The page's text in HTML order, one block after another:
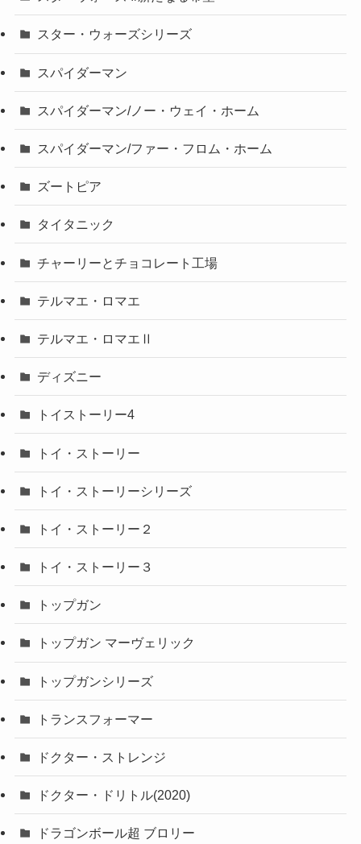
スター・ウォーズシリーズ
スパイダーマン
スパイダーマン/ノー・ウェイ・ホーム
スパイダーマン/ファー・フロム・ホーム
ズートピア
タイタニック
チャーリーとチョコレート工場
テルマエ・ロマエ
テルマエ・ロマエⅡ
ディズニー
トイストーリー4
トイ・ストーリー
トイ・ストーリーシリーズ
トイ・ストーリー２
トイ・ストーリー３
トップガン
トップガン マーヴェリック
トップガンシリーズ
トランスフォーマー
ドクター・ストレンジ
ドクター・ドリトル(2020)
ドラゴンボール超 ブロリー